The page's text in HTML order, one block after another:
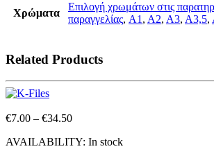
Χρώματα
Επιλογή χρωμάτων στις
παραγγελίας, A1 , A2, A3, A3,5,
Related Products
€7.00 – €34.50Price
€7.00
AVAILABILITY: In stock